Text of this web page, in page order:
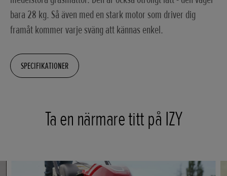
bara 28 kg. Så även med en stark motor som driver dig
framåt kommer varje sväng att kännas enkel.
SPECIFIKATIONER
Ta en närmare titt på IZY